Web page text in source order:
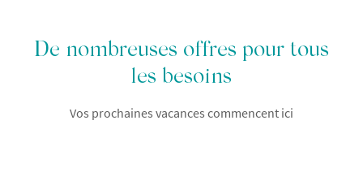
De nombreuses offres pour tous
les besoins
Vos prochaines vacances commencent ici